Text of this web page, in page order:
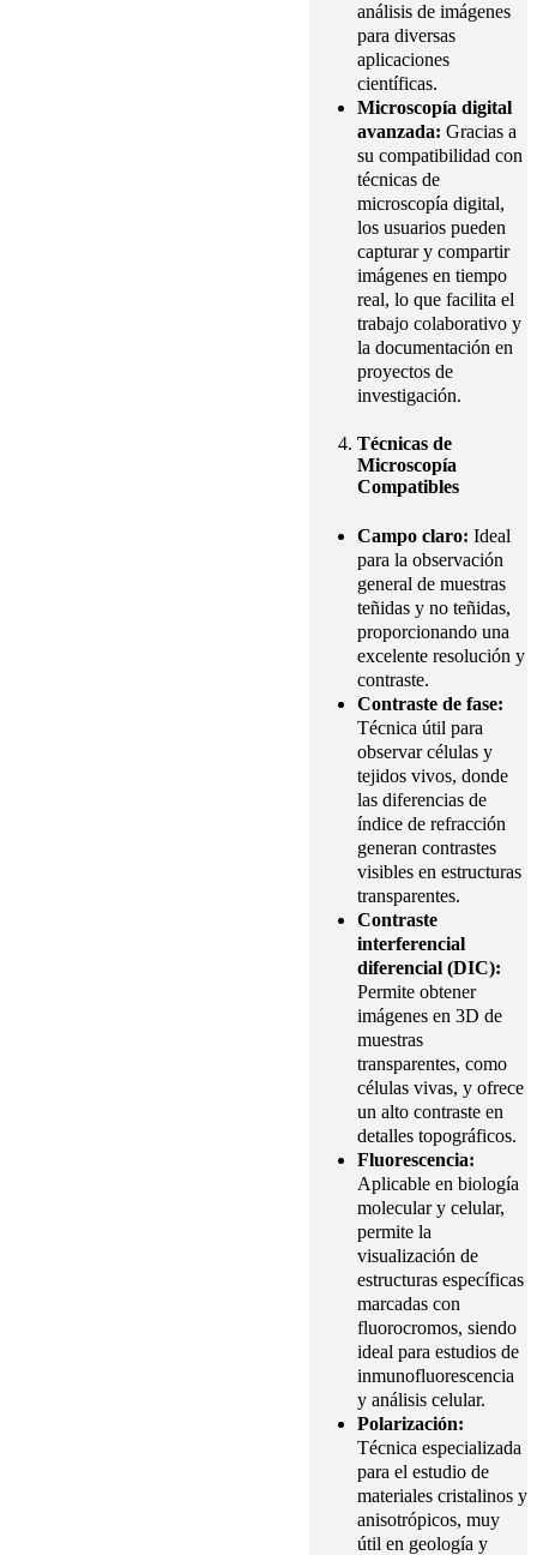
análisis de imágenes
para diversas
aplicaciones
científicas.
Microscopía digital
avanzada: Gracias a
su compatibilidad con
técnicas de
microscopía digital,
los usuarios pueden
capturar y compartir
imágenes en tiempo
real, lo que facilita el
trabajo colaborativo y
la documentación en
proyectos de
investigación.
Técnicas de
Microscopía
Compatibles
Campo claro: Ideal
para la observación
general de muestras
teñidas y no teñidas,
proporcionando una
excelente resolución y
contraste.
Contraste de fase:
Técnica útil para
observar células y
tejidos vivos, donde
las diferencias de
índice de refracción
generan contrastes
visibles en estructuras
transparentes.
Contraste
interferencial
diferencial (DIC):
Permite obtener
imágenes en 3D de
muestras
transparentes, como
células vivas, y ofrece
un alto contraste en
detalles topográficos.
Fluorescencia:
Aplicable en biología
molecular y celular,
permite la
visualización de
estructuras específicas
marcadas con
fluorocromos, siendo
ideal para estudios de
inmunofluorescencia
y análisis celular.
Polarización:
Técnica especializada
para el estudio de
materiales cristalinos y
anisotrópicos, muy
útil en geología y